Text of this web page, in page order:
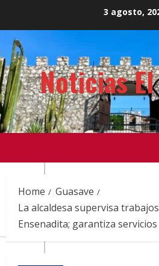
content
3 agosto,
Noticias
Home
Guasave
La alcaldesa supervisa
Ensenadita; garantiza